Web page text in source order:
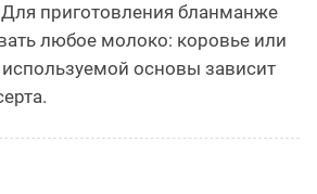
приготовления бланманже
любое молоко: коровье или
используемой основы зависит